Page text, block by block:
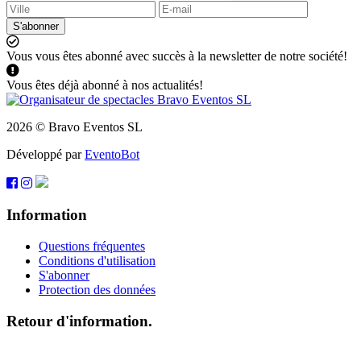
S'abonner
Vous vous êtes abonné avec succès à la newsletter de notre société!
Vous êtes déjà abonné à nos actualités!
2026 © Bravo Eventos SL
Développé parEventoBot
Information
Questions fréquentes
Conditions d'utilisation
S'abonner
Protection des données
Retour d'information.